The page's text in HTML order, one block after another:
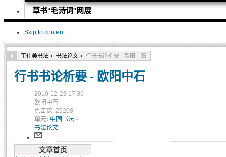
草书“毛诗词”网展
Skip to content
丁仕美书法 书法论文 行书书论析要 - 欧阳中石
行书书论析要 - 欧阳中石
2010-12-23 17:36
欧阳中石
点击数: 29208
单元: 中国书法 -
书法论文
文章首页